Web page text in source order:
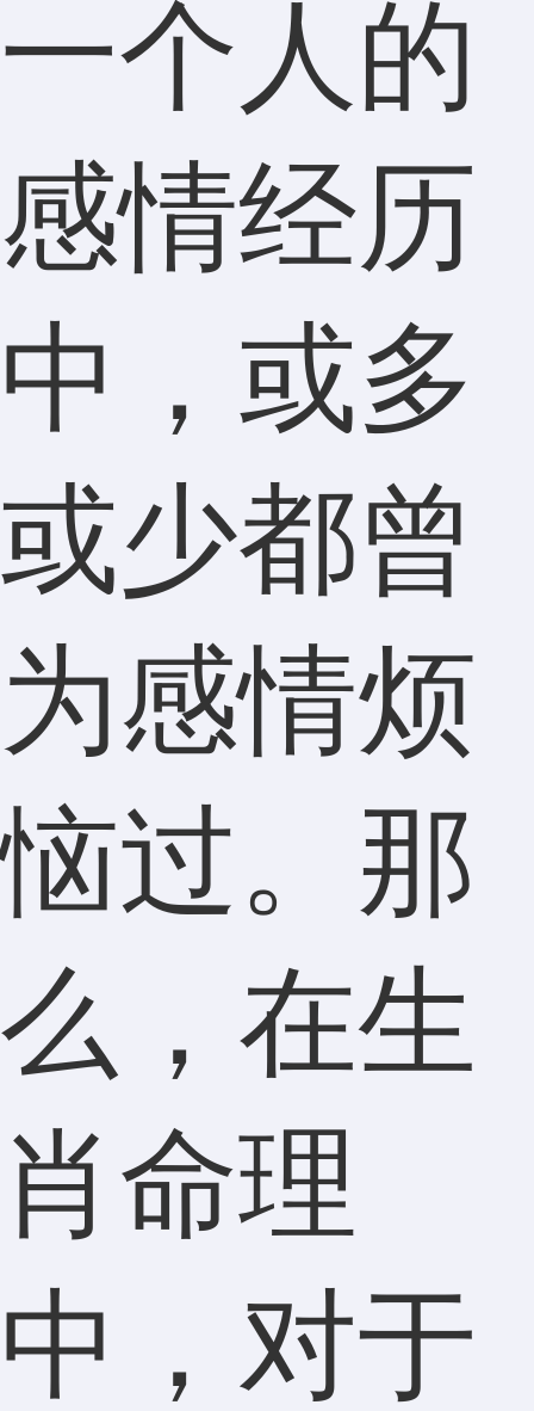
一个人的
感情经历
中，或多
或少都曾
为感情烦
恼过。那
么，在生
肖命理
中，对于